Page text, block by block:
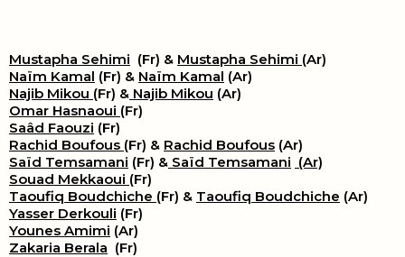
Mustapha Sehimi (Fr) & Mustapha Sehimi (Ar)
Naïm Kamal (Fr) & Naïm Kamal (Ar)
Najib Mikou (Fr) & Najib Mikou (Ar)
Omar Hasnaoui (Fr)
Saâd Faouzi (Fr)
Rachid Boufous (Fr) & Rachid Boufous (Ar)
Saïd Temsamani (Fr) & Saïd Temsamani (Ar)
Souad Mekkaoui (Fr)
Taoufiq Boudchiche (Fr) & Taoufiq Boudchiche (Ar)
Yasser Derkouli (Fr)
Younes Amimi (Ar)
Zakaria Berala (Fr)